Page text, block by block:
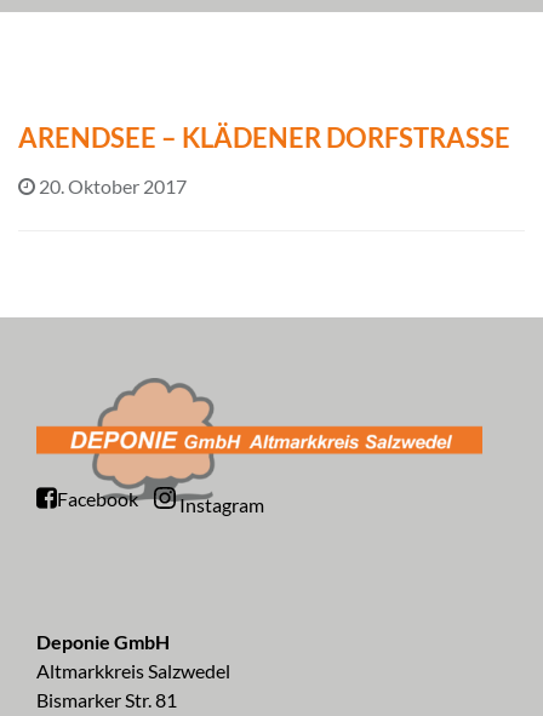
ARENDSEE – KLÄDENER DORFSTRASSE
20. Oktober 2017
Facebook Instagram
Deponie GmbH
Altmarkkreis Salzwedel
Bismarker Str. 81